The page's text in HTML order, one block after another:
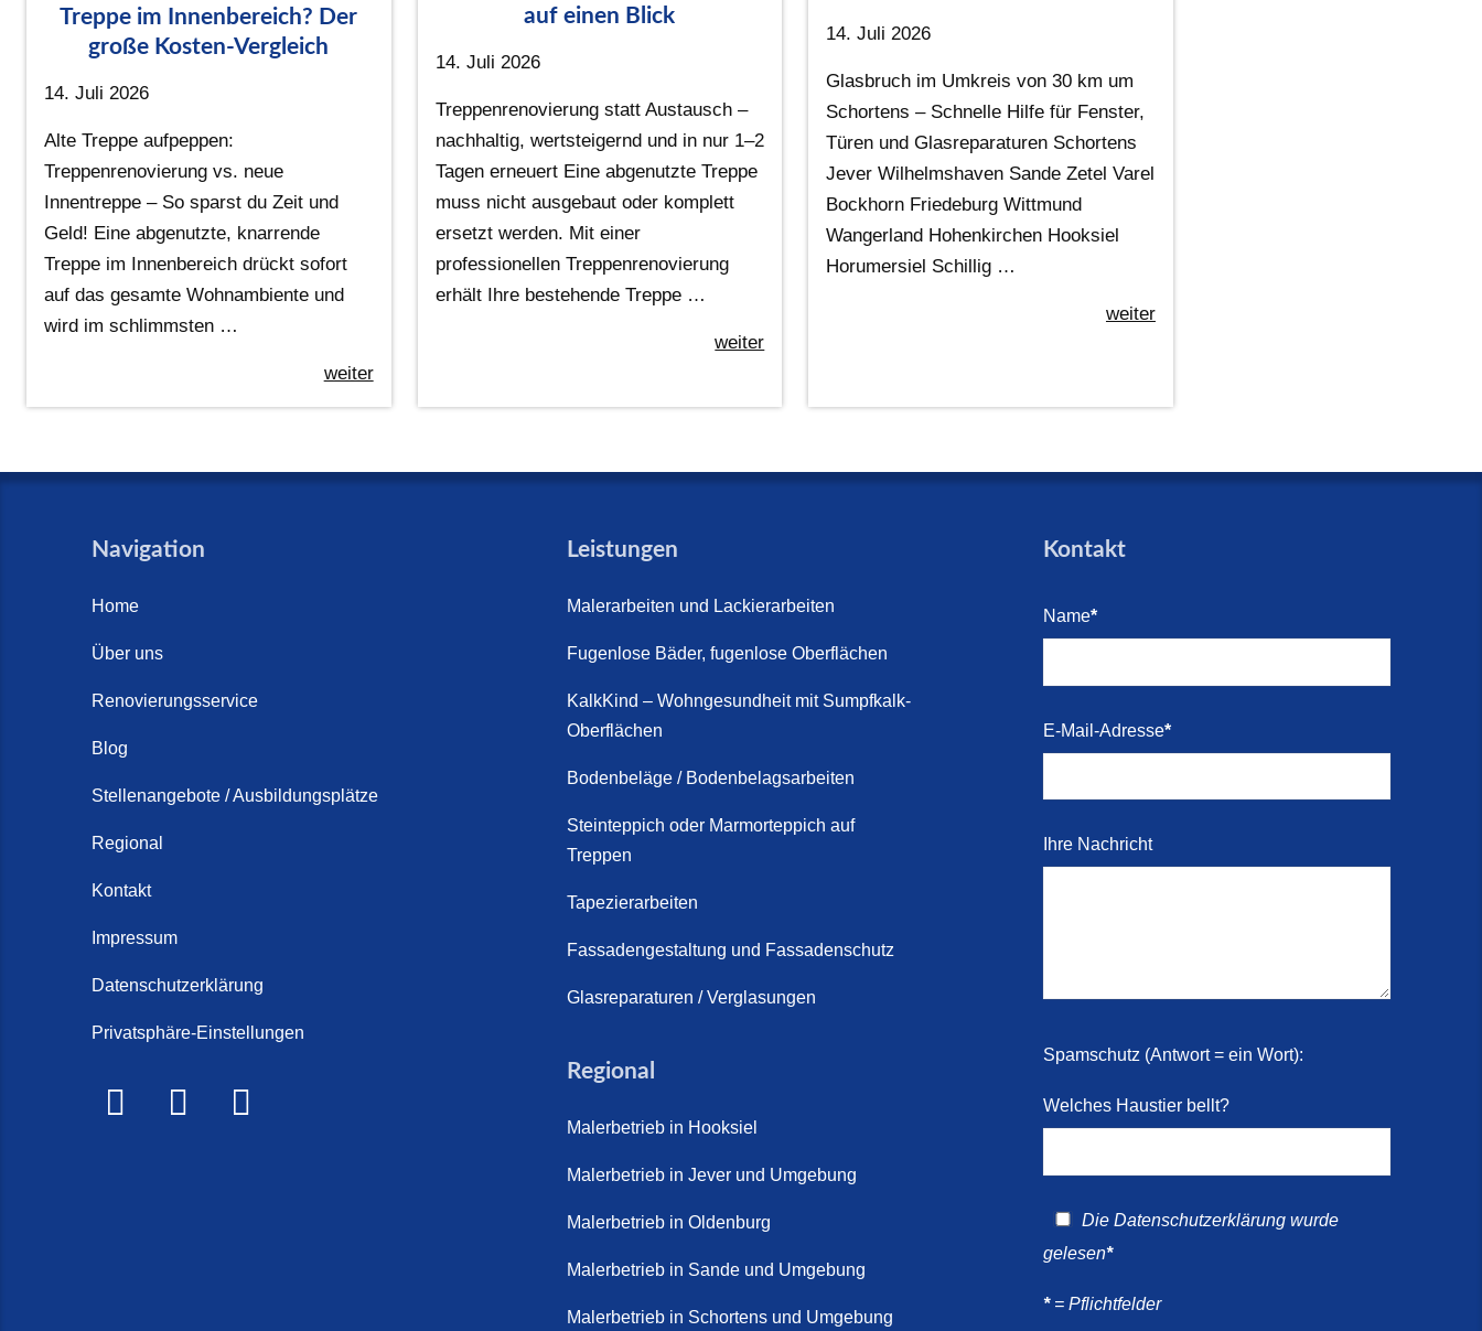
Treppe im Innenbereich? Der
große Kosten-Vergleich
14. Juli 2026
Alte Treppe aufpeppen:
Treppenrenovierung vs. neue
Innentreppe – So sparst du Zeit und
Geld! Eine abgenutzte, knarrende
Treppe im Innenbereich drückt sofort
auf das gesamte Wohnambiente und
wird im schlimmsten …
weiter
auf einen Blick
14. Juli 2026
Treppenrenovierung statt Austausch –
nachhaltig, wertsteigernd und in nur 1–2
Tagen erneuert Eine abgenutzte Treppe
muss nicht ausgebaut oder komplett
ersetzt werden. Mit einer
professionellen Treppenrenovierung
erhält Ihre bestehende Treppe …
weiter
14. Juli 2026
Glasbruch im Umkreis von 30 km um
Schortens – Schnelle Hilfe für Fenster,
Türen und Glasreparaturen Schortens
Jever Wilhelmshaven Sande Zetel Varel
Bockhorn Friedeburg Wittmund
Wangerland Hohenkirchen Hooksiel
Horumersiel Schillig …
weiter
Navigation
Home
Über uns
Renovierungsservice
Blog
Stellenangebote / Ausbildungsplätze
Regional
Kontakt
Impressum
Datenschutzerklärung
Privatsphäre-Einstellungen
Leistungen
Malerarbeiten und Lackierarbeiten
Fugenlose Bäder, fugenlose Oberflächen
KalkKind – Wohngesundheit mit Sumpfkalk-
Oberflächen
Bodenbeläge / Bodenbelagsarbeiten
Steinteppich oder Marmorteppich auf
Treppen
Tapezierarbeiten
Fassadengestaltung und Fassadenschutz
Glasreparaturen / Verglasungen
Regional
Malerbetrieb in Hooksiel
Malerbetrieb in Jever und Umgebung
Malerbetrieb in Oldenburg
Malerbetrieb in Sande und Umgebung
Malerbetrieb in Schortens und Umgebung
Kontakt
Name*
E-Mail-Adresse*
Ihre Nachricht
Spamschutz (Antwort = ein Wort):
Welches Haustier bellt?
Die Datenschutzerklärungwurde
gelesen*
*= Pflichtfelder